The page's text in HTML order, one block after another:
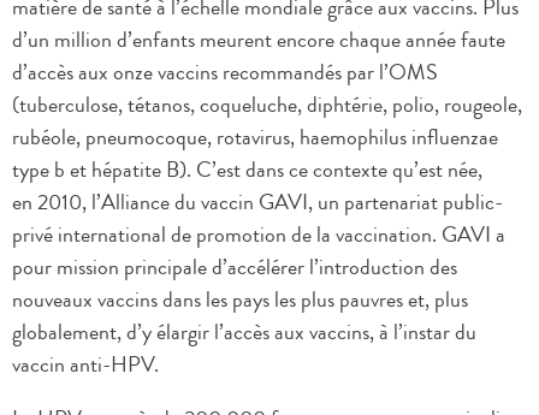
matière de santé à l’échelle mondiale grâce aux vaccins. Plus
d’un million d’enfants meurent encore chaque année faute
d’accès aux onze vaccins recommandés par l’OMS
(tuberculose, tétanos, coqueluche, diphtérie, polio, rougeole,
rubéole, pneumocoque, rotavirus, haemophilus influenzae
type b et hépatite B). C’est dans ce contexte qu’est née,
en 2010, l’Alliance du vaccin GAVI, un partenariat public-
privé international de promotion de la vaccination. GAVI a
pour mission principale d’accélérer l’introduction des
nouveaux vaccins dans les pays les plus pauvres et, plus
globalement, d’y élargir l’accès aux vaccins, à l’instar du
vaccin anti-HPV.